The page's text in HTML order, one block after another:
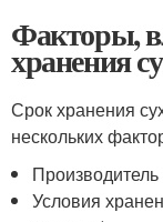
Факторы,
хранения
Срок хранения
нескольких
Условия